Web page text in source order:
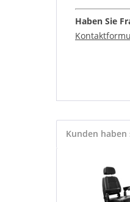
Haben Sie
Kunden haben